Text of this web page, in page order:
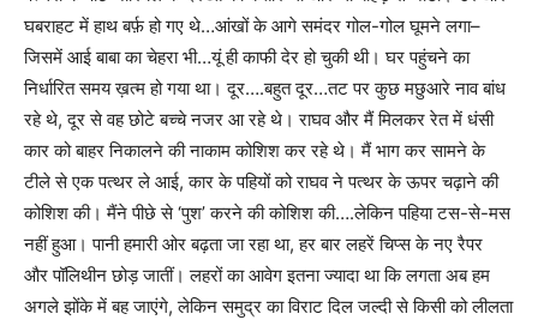
घबराहट में हाथ बर्फ़ हो गए थे…आंखों के आगे समंदर गोल-गोल घूमने लगा–
जिसमें आई बाबा का चेहरा भी…यूं ही काफी देर हो चुकी थी। घर पहुंचने का
निर्धारित समय ख़त्म हो गया था। दूर….बहुत दूर…तट पर कुछ मछुआरे नाव बांध
रहे थे,दूर से वह छोटे बच्चे नजर आ रहे थे। राघव और मैं मिलकर रेत में धंसी
कार को बाहर निकालने की नाकाम कोशिश कर रहे थे। मैं भाग कर सामने के
टीले से एक पत्थर ले आई,कार के पहियों को राघव ने पत्थर के ऊपर चढ़ाने की
कोशिश की। मैंने पीछे से‘पुश’करने की कोशिश की….लेकिन पहिया टस-से-मस
नहीं हुआ। पानी हमारी ओर बढ़ता जा रहा था,हर बार लहरें चिप्स के नए रैपर
और पॉलिथीन छोड़ जातीं। लहरों का आवेग इतना ज्यादा था कि लगता अब हम
अगले झोंके में बह जाएंगे,लेकिन समुद्र का विराट दिल जल्दी से किसी को लीलता